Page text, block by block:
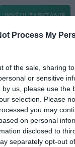
Process My
of the sale, sharing
or sensitive
us, please use the
selection. Please
you may
on personal
disclosed to
separately opt-out
WYŚLIJ ZAPYTANIE